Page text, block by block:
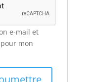
e-mail et
mon